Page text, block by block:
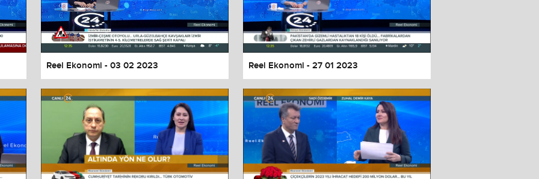
Reel Ekonomi - 03 02 2023 Reel Ekonomi - 27 01 2023